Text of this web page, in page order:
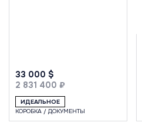
33 000 $
2 831 400 ₽
ИДЕАЛЬНОЕ
КОРОБКА / ДОКУМЕНТЫ